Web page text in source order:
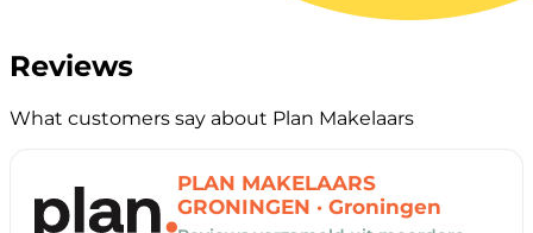
Reviews
What customers say about Plan Makelaars